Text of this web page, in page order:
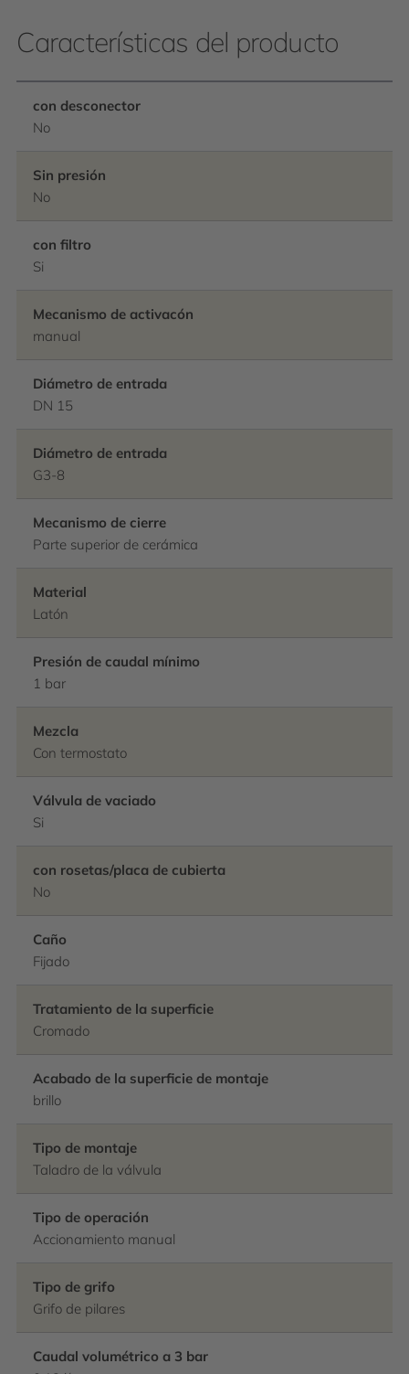
Características del producto
con desconector
No
Sin presión
No
con filtro
Si
Mecanismo de activacón
manual
Diámetro de entrada
DN 15
Diámetro de entrada
G3-8
Mecanismo de cierre
Parte superior de cerámica
Material
Latón
Presión de caudal mínimo
1 bar
Mezcla
Con termostato
Válvula de vaciado
Si
con rosetas/placa de cubierta
No
Caño
Fijado
Tratamiento de la superficie
Cromado
Acabado de la superficie de montaje
brillo
Tipo de montaje
Taladro de la válvula
Tipo de operación
Accionamiento manual
Tipo de grifo
Grifo de pilares
Caudal volumétrico a 3 bar